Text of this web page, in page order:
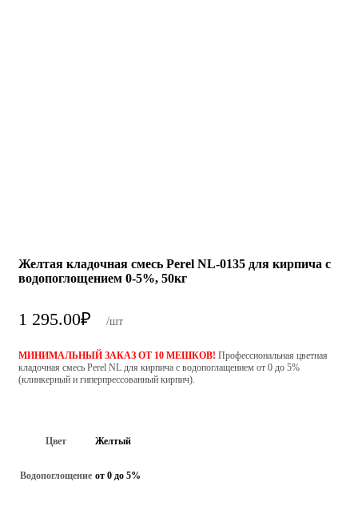
Желтая кладочная смесь Perel NL-0135 для кирпича с
водопоглощением 0-5%, 50кг
1 295.00₽ /шт
МИНИМАЛЬНЫЙ ЗАКАЗ ОТ 10 МЕШКОВ! Профессиональная цветная
кладочная смесь Perel NL для кирпича с водопоглащением от 0 до 5%
(клинкерный и гиперпрессованный кирпич).
Цвет Желтый
Водопоглощение от 0 до 5%